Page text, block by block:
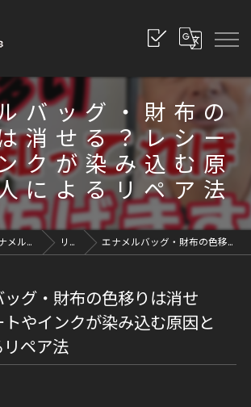
バッグ・財布の
消せる？レシー
クが染み込む原
によるリペア法
ソファ修理・エナメル修理・革修理なら愛知県豊川市のレシッズへ｜全国対応 リペアブログ エナメルバッグ・財布の色移りは消せる？レシートやインクが染み込む原因と職人によるリペア法
グ・財布の色移りは消せ
やインクが染み込む原因と
ペア法